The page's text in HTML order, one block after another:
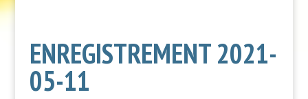
ENREGISTREMENT 2021-
05-11